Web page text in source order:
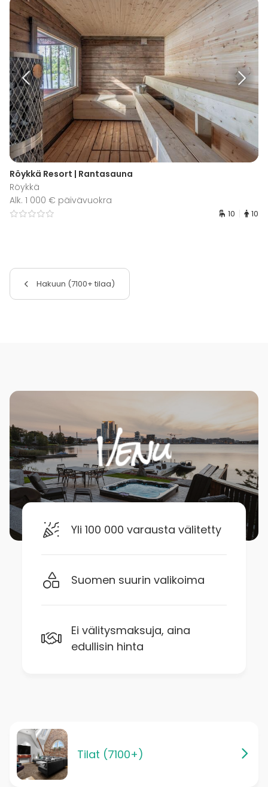
Röykkä Resort | Rantasauna
Röykkä
Alk. 1 000 € päivävuokra
10 10
Hakuun (7100+ tilaa)
Yli 100 000 varausta välitetty
Suomen suurin valikoima
Ei välitysmaksuja, aina
edullisin hinta
Tilat (7100+)